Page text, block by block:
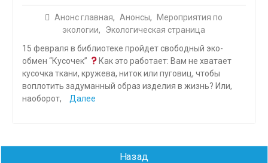
Анонс главная, Анонсы, Мероприятия по
экологии,
Экологическая страница
15 февраля в библиотеке пройдет свободный эко-
обмен “Кусочек”
Как это работает: Вам не хватает
кусочка ткани, кружева, ниток или пуговиц, чтобы
воплотить задуманный образ изделия в жизнь? Или,
наоборот,
Далее
Навигация
Назад